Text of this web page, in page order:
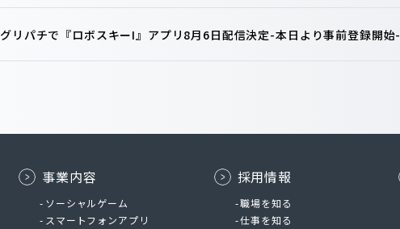
グリパチで『ロボスキーI』アプリ8月6日配信決定-本日より事前登録開始-
事業内容
ソーシャルゲーム
スマートフォンアプリ
採用情報
職場を知る
仕事を知る